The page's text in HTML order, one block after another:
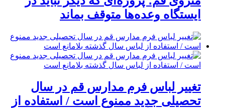
ایستگاه وعده‌ها متوقف بماند
تغییر لباس فرم مدارس قم در سال
تحصیلی جدید ممنوع است / استفاده از